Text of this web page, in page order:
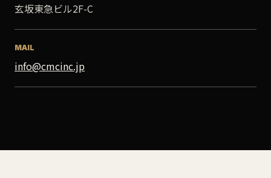
玄坂東急ビル2F-C
MAIL
info@cmcinc.jp